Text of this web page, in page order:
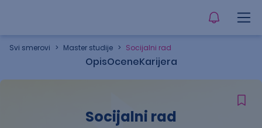
Svi smerovi > Master studije > Socijalni rad
OpisOceneKarijera
Socijalni rad